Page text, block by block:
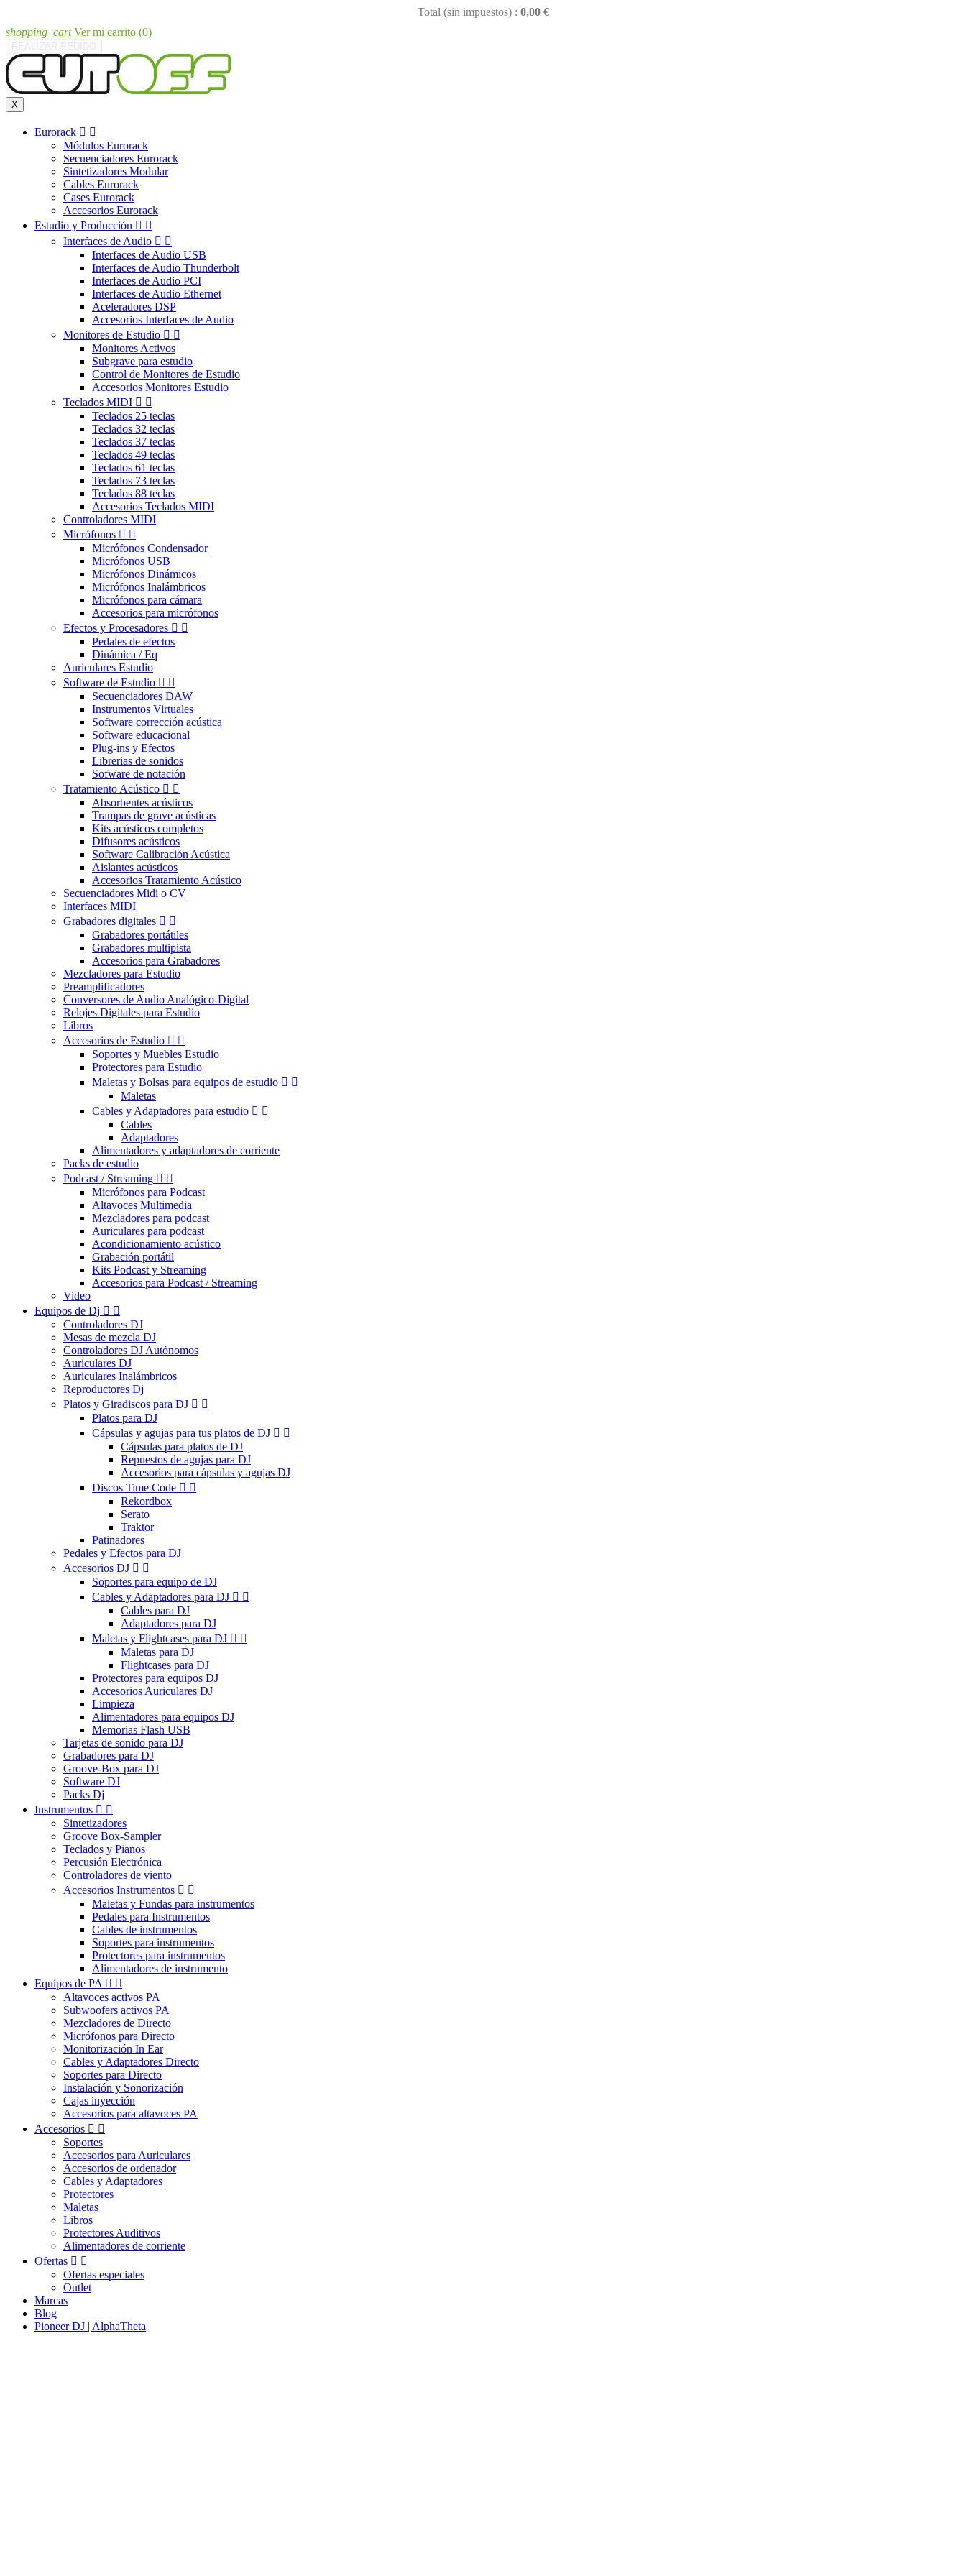
Total (sin impuestos) : 0,00 €
shopping_cart Ver mi carrito (0)
X
Eurorack  
Módulos Eurorack
Secuenciadores Eurorack
Sintetizadores Modular
Cables Eurorack
Cases Eurorack
Accesorios Eurorack
Estudio y Producción  
Interfaces de Audio  
Interfaces de Audio USB
Interfaces de Audio Thunderbolt
Interfaces de Audio PCI
Interfaces de Audio Ethernet
Aceleradores DSP
Accesorios Interfaces de Audio
Monitores de Estudio  
Monitores Activos
Subgrave para estudio
Control de Monitores de Estudio
Accesorios Monitores Estudio
Teclados MIDI  
Teclados 25 teclas
Teclados 32 teclas
Teclados 37 teclas
Teclados 49 teclas
Teclados 61 teclas
Teclados 73 teclas
Teclados 88 teclas
Accesorios Teclados MIDI
Controladores MIDI
Micrófonos  
Micrófonos Condensador
Micrófonos USB
Micrófonos Dinámicos
Micrófonos Inalámbricos
Micrófonos para cámara
Accesorios para micrófonos
Efectos y Procesadores  
Pedales de efectos
Dinámica / Eq
Auriculares Estudio
Software de Estudio  
Secuenciadores DAW
Instrumentos Virtuales
Software corrección acústica
Software educacional
Plug-ins y Efectos
Librerias de sonidos
Sofware de notación
Tratamiento Acústico  
Absorbentes acústicos
Trampas de grave acústicas
Kits acústicos completos
Difusores acústicos
Software Calibración Acústica
Aislantes acústicos
Accesorios Tratamiento Acústico
Secuenciadores Midi o CV
Interfaces MIDI
Grabadores digitales  
Grabadores portátiles
Grabadores multipista
Accesorios para Grabadores
Mezcladores para Estudio
Preamplificadores
Conversores de Audio Analógico-Digital
Relojes Digitales para Estudio
Libros
Accesorios de Estudio  
Soportes y Muebles Estudio
Protectores para Estudio
Maletas y Bolsas para equipos de estudio  
Maletas
Cables y Adaptadores para estudio  
Cables
Adaptadores
Alimentadores y adaptadores de corriente
Packs de estudio
Podcast / Streaming  
Micrófonos para Podcast
Altavoces Multimedia
Mezcladores para podcast
Auriculares para podcast
Acondicionamiento acústico
Grabación portátil
Kits Podcast y Streaming
Accesorios para Podcast / Streaming
Video
Equipos de Dj  
Controladores DJ
Mesas de mezcla DJ
Controladores DJ Autónomos
Auriculares DJ
Auriculares Inalámbricos
Reproductores Dj
Platos y Giradiscos para DJ  
Platos para DJ
Cápsulas y agujas para tus platos de DJ  
Cápsulas para platos de DJ
Repuestos de agujas para DJ
Accesorios para cápsulas y agujas DJ
Discos Time Code  
Rekordbox
Serato
Traktor
Patinadores
Pedales y Efectos para DJ
Accesorios DJ  
Soportes para equipo de DJ
Cables y Adaptadores para DJ  
Cables para DJ
Adaptadores para DJ
Maletas y Flightcases para DJ  
Maletas para DJ
Flightcases para DJ
Protectores para equipos DJ
Accesorios Auriculares DJ
Limpieza
Alimentadores para equipos DJ
Memorias Flash USB
Tarjetas de sonido para DJ
Grabadores para DJ
Groove-Box para DJ
Software DJ
Packs Dj
Instrumentos  
Sintetizadores
Groove Box-Sampler
Teclados y Pianos
Percusión Electrónica
Controladores de viento
Accesorios Instrumentos  
Maletas y Fundas para instrumentos
Pedales para Instrumentos
Cables de instrumentos
Soportes para instrumentos
Protectores para instrumentos
Alimentadores de instrumento
Equipos de PA  
Altavoces activos PA
Subwoofers activos PA
Mezcladores de Directo
Micrófonos para Directo
Monitorización In Ear
Cables y Adaptadores Directo
Soportes para Directo
Instalación y Sonorización
Cajas inyección
Accesorios para altavoces PA
Accesorios  
Soportes
Accesorios para Auriculares
Accesorios de ordenador
Cables y Adaptadores
Protectores
Maletas
Libros
Protectores Auditivos
Alimentadores de corriente
Ofertas  
Ofertas especiales
Outlet
Marcas
Blog
Pioneer DJ | AlphaTheta